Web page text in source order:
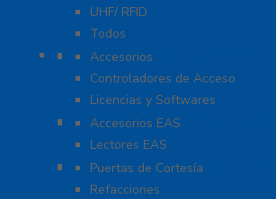
UHF/ RFID
Todos
Paneles de Control de Acceso
Accesorios
Controladores de Acceso
Licencias y Softwares
Protección de Mercancía (EAS)
Accesorios EAS
Lectores EAS
Torniquetes y Puertas de
Puertas de Cortesía
Refacciones